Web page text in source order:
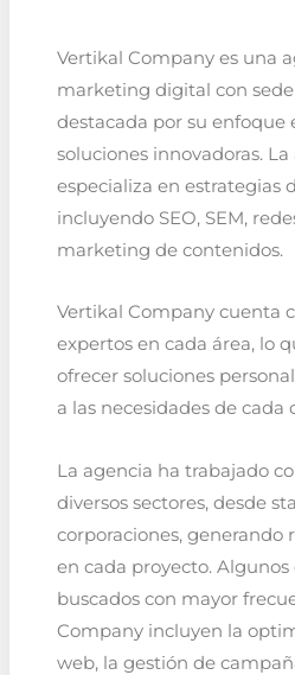
Vertikal Company es una
marketing digital con sede
destacada por su enfoque
soluciones innovadoras. La
especializa en estrategias
incluyendo SEO, SEM,
marketing de contenidos.
Vertikal Company cuenta
expertos en cada área, lo
ofrecer soluciones
a las necesidades de cada
La agencia ha trabajado
diversos sectores, desde
corporaciones, generando
en cada proyecto. Algunos
buscados con mayor
Company incluyen la
web, la gestión de